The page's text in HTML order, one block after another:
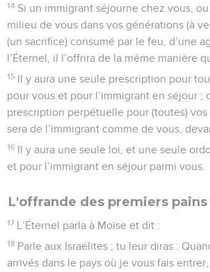
14 Si un immigrant séjourne chez vous,
milieu de vous dans vos générations (à
(un sacrifice) consumé par le feu, d’une
l’Éternel, il l’offrira de la même manière
15 Il y aura une seule prescription pour
pour vous et pour l’immigrant en séjour ;
prescription perpétuelle pour (toutes)
sera de l’immigrant comme de vous,
16 Il y aura une seule loi, et une seule
et pour l’immigrant en séjour parmi vous.
L'offrande des premiers pains
17 L’Éternel parla à Moïse et dit :
18 Parle aux Israélites ; tu leur diras :
arrivés dans le pays où je vous fais